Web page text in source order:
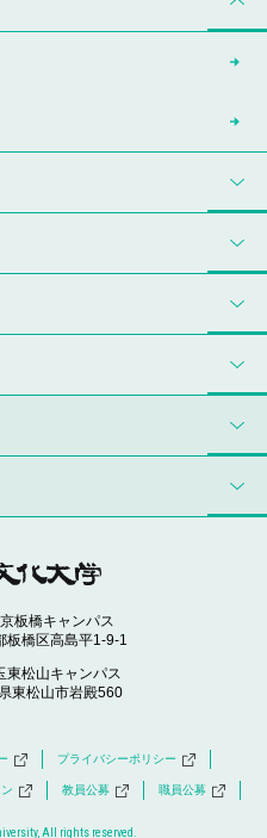
板橋キャンパス
橋区高島平1-9-1
松山キャンパス
東松山市岩殿560
プライバシーポリシー
教員公募 職員公募
All rights reserved.